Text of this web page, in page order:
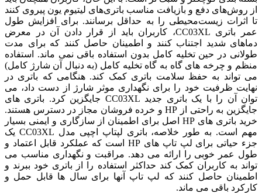
از روش‌های دفع و بازیافت مناسب باتری‌های لیتیوم یون پیروی کنند
تا اثرات زیست‌محیطی را به حداقل برسانند. برای افزایش طول
عمر باتری CC03XL، کاربران باید از قرار دادن آن در معرض
دماهای شدید اجتناب کنند و اطمینان حاصل کنند که برای مدت
طولانی در حین تخلیه کامل بدون استفاده باقی نمی ماند. استفاده
منظم و چرخه های گاه به گاه تخلیه کامل (به دنبال آن شارژ کامل)
می تواند به حفظ سلامت باتری کمک کند. هنگامی که باتری در
نهایت ظرفیت خود را برای نگهداری موثر شارژ از دست داد، می
توان آن را با یک باتری جدید CC03XL جایگزین کرد. باتری های
جایگزین به راحتی از HP و خرده فروشان مجاز در دسترس هستند.
خرید باتری های HP اصل برای اطمینان از سازگاری و ایمنی بسیار
مهم است. به طور خلاصه، باتری لپتاپ اچپی مدل CC03XL یک
جزء حیاتی برای لپ تاپ های HP است که عملکرد قابل اعتماد و
طول عمر خوبی را ارائه می دهد. مراقبت و نگهداری مناسب می
تواند به کاربران کمک کند حداکثر استفاده را از باتری خود ببرند و
اطمینان حاصل کنند که لپ تاپ آنها برای سال ها قابل حمل و
کارکرد باقی می ماند.